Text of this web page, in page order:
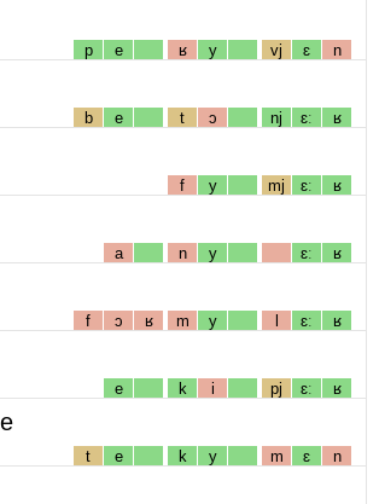
p e ʁ y vj ɛ n
b e t ɔ nj ɛː ʁ
f y mj ɛː ʁ
a n y ɛː ʁ
f ɔ ʁ m y l ɛː ʁ
e k i pj ɛː ʁ
t e k y m ɛ n